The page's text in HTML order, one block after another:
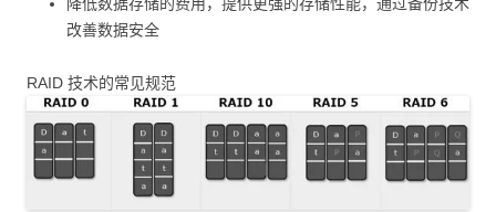
改善数据安全
RAID 技术的常见规范